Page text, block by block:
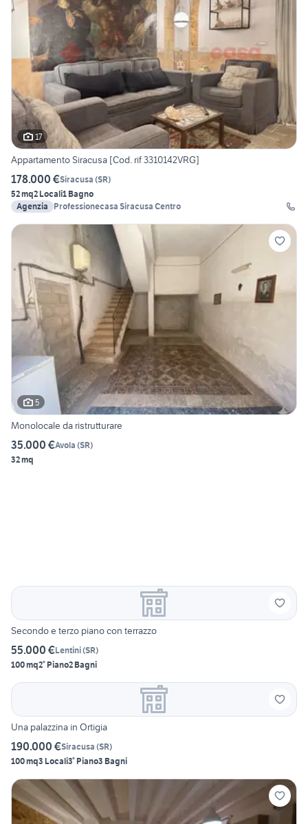
17
Appartamento Siracusa [Cod. rif 3310142VRG]
178.000 €Siracusa (SR)
52 mq2 Locali1 Bagno
Agenzia
Professionecasa Siracusa Centro
5
Monolocale da ristrutturare
35.000 €Avola (SR)
32 mq
Secondo e terzo piano con terrazzo
55.000 €Lentini(SR)
100 mq2° Piano2 Bagni
Una palazzina in Ortigia
190.000 €Siracusa (SR)
100 mq3 Locali3° Piano3 Bagni